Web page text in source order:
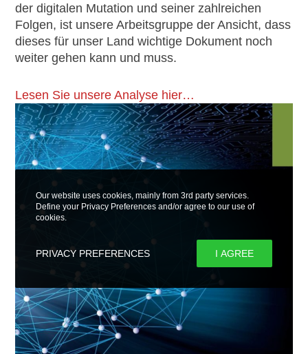
der digitalen Mutation und seiner zahlreichen
Folgen, ist unsere Arbeitsgruppe der Ansicht, dass
dieses für unser Land wichtige Dokument noch
weiter gehen kann und muss.
Lesen Sie unsere Analyse hier…
Our website uses cookies, mainly from 3rd party services.
Define your Privacy Preferences and/or agree to our use of
cookies.
PRIVACY PREFERENCES I AGREE